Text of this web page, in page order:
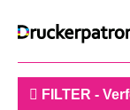
FILTER -